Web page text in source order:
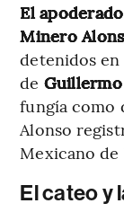
El
Minero
detenidos en
de
fungía como
Alonso
Mexicano
El cateo y